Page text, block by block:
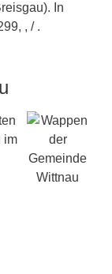
In
, / .
im